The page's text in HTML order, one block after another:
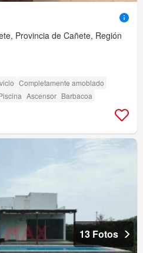
Provincia de Cañete, Región
Completamente amoblado
Ascensor Barbacoa
13 Fotos